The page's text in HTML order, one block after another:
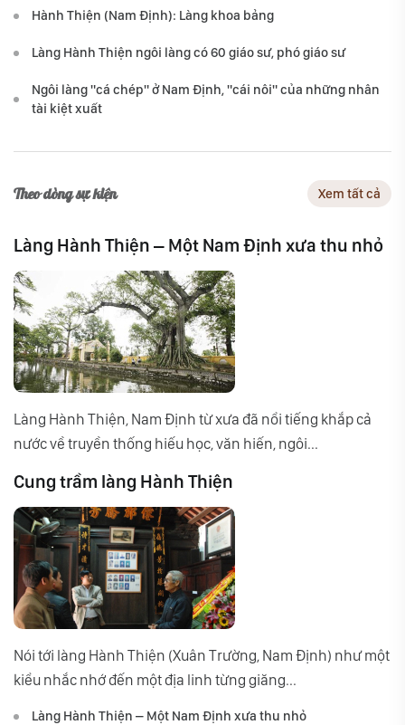
Hành Thiện (Nam Định): Làng khoa bảng
Làng Hành Thiện ngôi làng có 60 giáo sư, phó giáo sư
Ngôi làng "cá chép" ở Nam Định, "cái nôi" của những nhân
tài kiệt xuất
Theo dòng sự kiện Xem tất cả
Làng Hành Thiện – Một Nam Định xưa thu nhỏ
Làng Hành Thiện, Nam Định từ xưa đã nổi tiếng khắp cả
nước về truyền thống hiếu học, văn hiến, ngôi...
Cung trầm làng Hành Thiện
Nói tới làng Hành Thiện (Xuân Trường, Nam Định) như một
kiểu nhắc nhớ đến một địa linh từng giăng...
Làng Hành Thiện – Một Nam Định xưa thu nhỏ